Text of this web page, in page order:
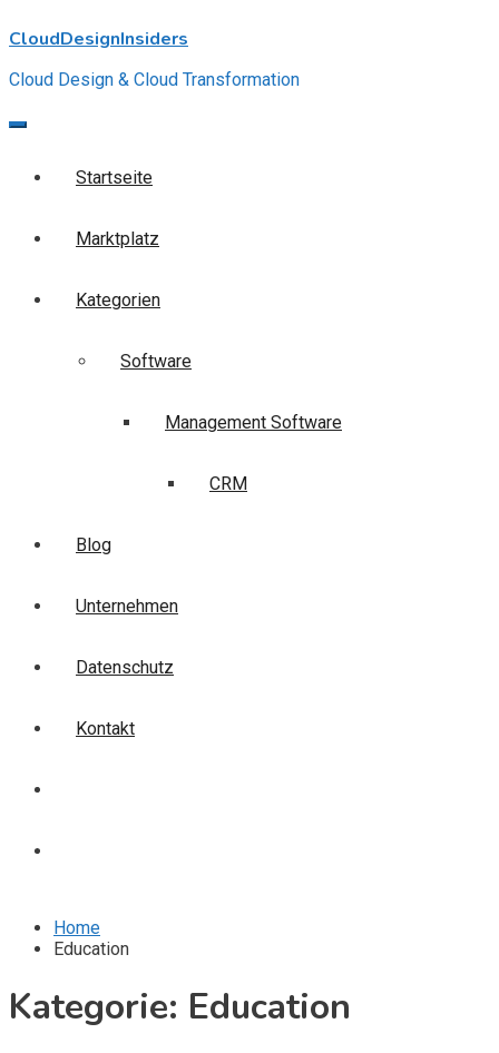
to
CloudDesignInsiders
Cloud Design & Cloud Transformation
Startseite
Marktplatz
Kategorien
Software
Management Software
CRM
Blog
Unternehmen
Datenschutz
Kontakt
Home
Education
Kategorie: Education